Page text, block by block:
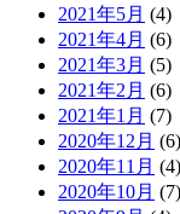
2021年5月 (4)
2021年4月 (6)
2021年3月 (5)
2021年2月 (6)
2021年1月 (7)
2020年12月 (6)
2020年11月 (4)
2020年10月 (7)